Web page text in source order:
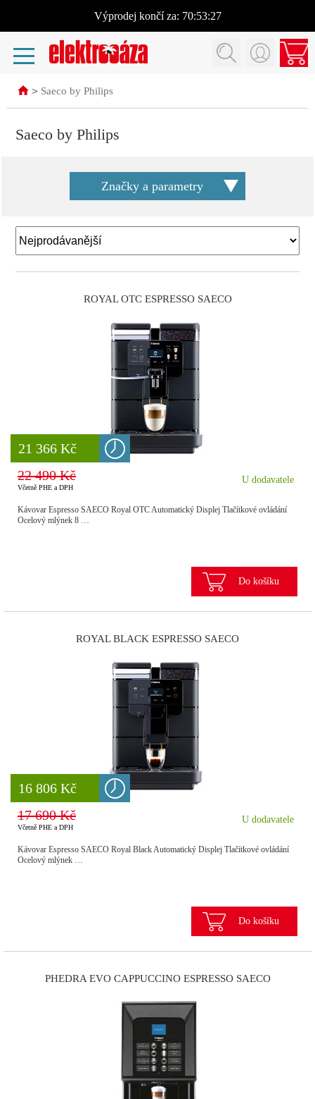
Výprodej končí za: 70:53:27
> Saeco by Philips
Saeco by Philips
Značky a parametry
8 777 Kč
21 366 Kč
ROYAL OTC ESPRESSO SAECO
22 490 Kč
Včetně PHE a DPH
U dodavatele
Kávovar Espresso SAECO Royal OTC Automatický Displej Tlačítkové ovládání
Ocelový mlýnek 8 …
Do košíku
8 777 Kč
16 806 Kč
ROYAL BLACK ESPRESSO SAECO
17 690 Kč
Včetně PHE a DPH
U dodavatele
Kávovar Espresso SAECO Royal Black Automatický Displej Tlačítkové ovládání
Ocelový mlýnek …
Do košíku
PHEDRA EVO CAPPUCCINO ESPRESSO SAECO